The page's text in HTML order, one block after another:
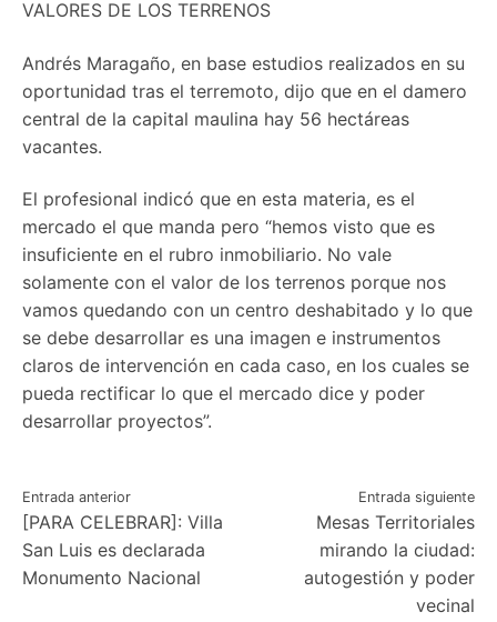
VALORES DE LOS TERRENOS
Andrés Maragaño, en base estudios realizados en su
oportunidad tras el terremoto, dijo que en el damero
central de la capital maulina hay 56 hectáreas
vacantes.
El profesional indicó que en esta materia, es el
mercado el que manda pero “hemos visto que es
insuficiente en el rubro inmobiliario. No vale
solamente con el valor de los terrenos porque nos
vamos quedando con un centro deshabitado y lo que
se debe desarrollar es una imagen e instrumentos
claros de intervención en cada caso, en los cuales se
pueda rectificar lo que el mercado dice y poder
desarrollar proyectos”.
Navegación
de
entradas
Entrada anterior
[PARA CELEBRAR]: Villa
San Luis es declarada
Monumento Nacional
Entrada siguiente
Mesas Territoriales
mirando la ciudad:
autogestión y poder
vecinal